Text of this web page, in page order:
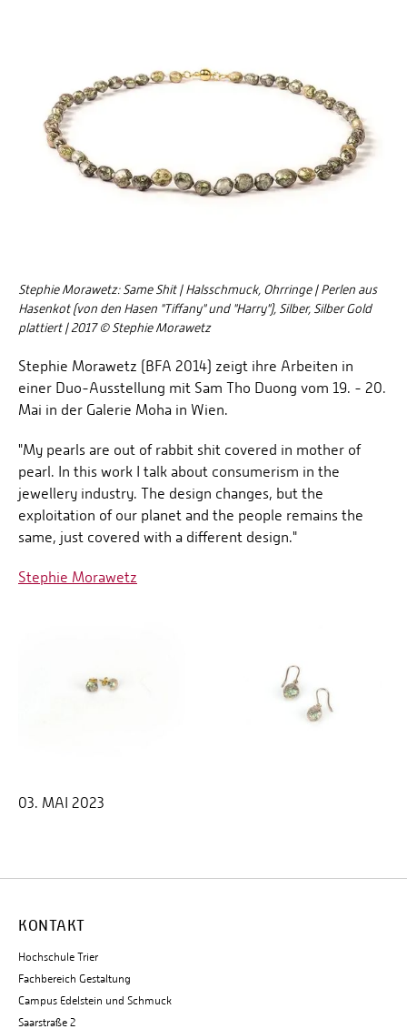
Stephie Morawetz: Same Shit | Halsschmuck, Ohrringe | Perlen aus
Hasenkot (von den Hasen "Tiffany" und "Harry"), Silber, Silber Gold
plattiert | 2017 © Stephie Morawetz
Stephie Morawetz (BFA 2014) zeigt ihre Arbeiten in
einer Duo-Ausstellung mit Sam Tho Duong vom 19. - 20.
Mai in der Galerie Moha in Wien.
"My pearls are out of rabbit shit covered in mother of
pearl. In this work I talk about consumerism in the
jewellery industry. The design changes, but the
exploitation of our planet and the people remains the
same, just covered with a different design."
Stephie Morawetz
03. MAI 2023
KONTAKT
Hochschule Trier
Fachbereich Gestaltung
Campus Edelstein und Schmuck
Saarstraße 2